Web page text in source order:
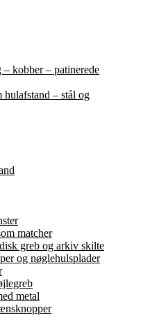
kobber – patinerede
– stål og
matcher
greb og arkiv skilte
og nøglehulsplader
metal